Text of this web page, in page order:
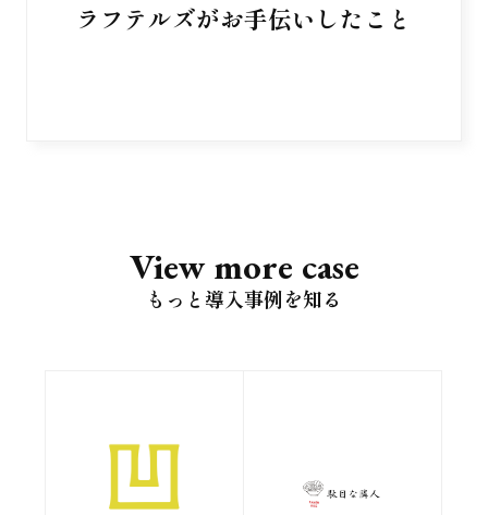
ラフテルズがお手伝いしたこと
View more case
もっと導入事例を知る